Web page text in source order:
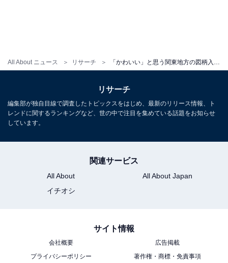
All About ニュース リサーチ
リサーチ
編集部が独自目線で調査したトピックスをはじめ、最新のリリース情報、ト
レンドに関するランキングなど、世の中で注目を集めている話題をお知らせ
しています。
関連サービス
All About
All About Japan
イチオシ
サイト情報
会社概要
広告掲載
プライバシーポリシー
著作権・商標・免責事項